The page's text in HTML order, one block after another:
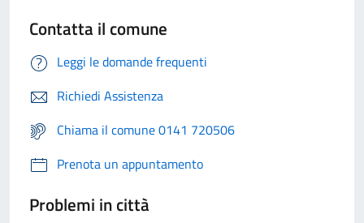
Contatta il comune
Leggi le domande frequenti
Richiedi Assistenza
Chiama il comune 0141 720506
Prenota un appuntamento
Problemi in città